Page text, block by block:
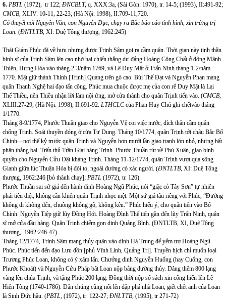
6. PBTL (1972), tr 122; ĐNCBLT, q. XXX:3a, (Sài Gòn: 1970), tr. 14-5; (1993), II:491-92;
CMCB, XLIV: 10-11, 22-23; (Hà Nội: 1998), II:709-11,720.
Có thuyết nói Nguyễn Văn, con Nguyễn Dục, chạy ra Bắc báo cáo tình hình, xin trừng trị
Loan. (ĐNTLTB, XI: Duệ Tông thượng, 1962:245)
Thái Giám Phúc đã về hưu nhưng được Trịnh Sâm gọi ra cầm quân. Thời gian này tinh thần
binh sĩ của Trịnh Sâm lên cao nhờ hai chiến thắng dư đảng Hoàng Công Chất ở động Mãnh
Thiên, Hưng Hóa vào tháng 2-3/năm 1769, và Lê Duy Mật ở Trấn Ninh tháng 1-2/năm
1770. Mật giữ thành Thinh [Trinh] Quang trên gò cao. Bùi Thế Đạt và Nguyễn Phan mang
quân Thanh Nghệ hai đạo tấn công. Phúc mua chuộc được mẹ của con rể Duy Mật là Lại
Thế Thiều, nên Thiều nhận lời làm nội ứng, mở cửa thành cho quân Trịnh tiến vào. (CMCB,
XLIII:27-29, (Hà Nội: 1998), II:691-92. LTHCLC của Phan Huy Chú ghi chếtvào tháng
1/1770.
Tháng 8-9/1774, Phước Thuần giao cho Nguyễn Vệ coi việc nước, đích thân cầm quân
chống Trịnh. Soái thuyền đóng ở cửa Tư Dung. Tháng 10/1774, quân Trịnh tới châu Bắc Bố
Chính—nơi thế kỷ trước quân Trịnh và Nguyễn hơn mưới lần giao tranh lớn nhỏ, nhưng bất
phân thắng bại. Trấn thủ Trần Giai hàng Trịnh. Phước Thuần rút về Phú Xuân, giao binh
quyền cho Nguyễn Cửu Dật kháng Trịnh. Tháng 11-12/1774, quân Trịnh vượt qua sông
Gianh giữa lúc Thuận Hóa bị đói to, ngoài đường có xác người. (ĐNTLTB, XI: Duệ Tông
thượng, 1962:246 [bỏ thành chạy]; PBTL (1972), tr. 126)
Phước Thuần sai sứ giả đến hành dinh Hoàng Ngũ Phúc, nói “giặc cỏ Tây Sơn” tự nhiên
phải tiêu diệt, không cần khiến quân Trịnh nhọc mệt. Một sứ giả tâu riêng với Phúc, “Đường
không đi không đến, chuông không gõ, không kêu.” Phúc hiểu ý, cho quân tiến vào Bố
Chính. Nguyễn Tiệp giữ lũy Đồng Hới. Hoàng Đình Thể tiến gần đến lũy Trấn Ninh, quân
sĩ mở cửa đầu hàng. Quân Trịnh chiếm gọn dinh Quảng Bình. (ĐNTLTB, XI, Duệ Tông
thượng, 1962:246-47)
Tháng 12/1774, Trịnh Sâm mang thủy quân vào dinh Hà Trung để yểm trợ Hoàng Ngũ
Phúc. Phúc tiến đến đạo Lưu đồn [phủ Vĩnh Linh, Quảng Trị]. Truyền hịch chỉ muốn loại
Trương Phúc Loan, không có ý xâm lấn. Chưởng dinh Nguyễn Huống (hay Cuống, con
Phước Khoát) và Nguyễn Cửu Pháp bắt Loan nộp bằng đường thủy. Dâng thêm 800 lạng
vàng lên chúa Trịnh, và tặng Phúc 200 lạng. Đồng thời nộp sổ sách xin cống hiến lên Lê
Hiển Tông (1740-1786). Dân chúng cũng nổi lên đập phá nhà Loan, giết chết anh của Loan
là Sinh Đức hầu. (PBTL, (1972), tr 122-27; ĐNLTTB, (1995), tr 271-72)